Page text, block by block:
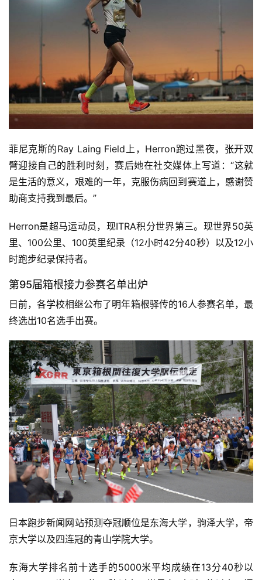
比
菲尼克斯的Ray Laing Field上，Herron跑过黑夜，张开双
臂迎接自己的胜利时刻，赛后她在社交媒体上 写道：“这就
是生活的意义，艰难的一年，克服伤病回到赛道上，感谢赞
助商支持我到最后。”
Herron是超马运动员，现ITRA积分世界第三。现世界50英
里、100公里、100英里纪录（12小时42分40秒）以及12小
时跑步纪录保持者。
第95届箱根接力参赛名单出炉
日前，各学校相继公布了明年箱根驿传的16人参赛名单，最
终选出10名选手出赛。
日本跑步新闻网站预测夺冠顺位是东海大学，驹泽大学，帝
京大学以及四连冠的青山学院大学。
东海大学排名前十选手的5000米平均成绩在13分40秒以